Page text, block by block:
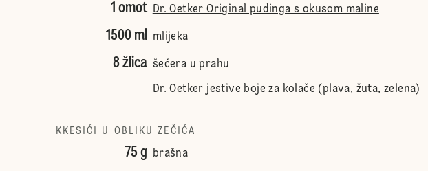
1 omot Dr. Oetker Original pudinga s okusom maline
1500 ml mlijeka
8 žlica šećera u prahu
Dr. Oetker jestive boje za kolače (plava, žuta, zelena)
KKESIĆI U OBLIKU ZEČIĆA
75 g brašna